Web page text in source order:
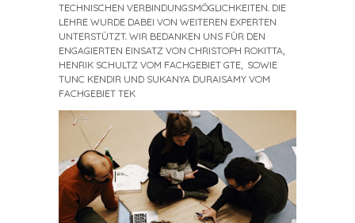
ECHNISCHEN VERBINDUNGSMÖGLICHKEITEN. DIE L
EHRE WURDE DABEI VON WEITEREN EXPERTEN U
NTERSTÜTZT. WIR BEDANKEN UNS FÜR DEN E
NGAGIERTEN EINSATZ VON CHRISTOPH ROKITTA, H
ENRIK SCHULTZ VOM FACHGEBIET GTE, SOWIE T
UNC KENDIR UND SUKANYA DURAISAMY VOM F
ACHGEBIET TEK